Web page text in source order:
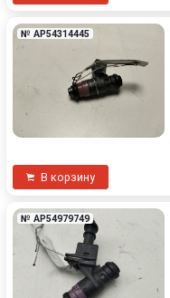
№ AP54314445
В корзину
№ AP54979749